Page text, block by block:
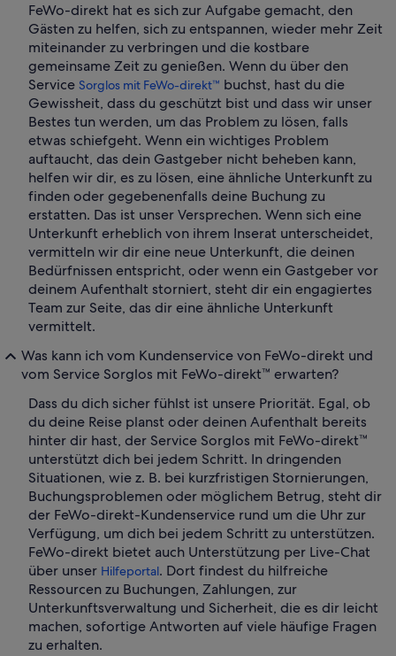
FeWo-direkt hat es sich zur Aufgabe gemacht, den
Gästen zu helfen, sich zu entspannen, wieder mehr Zeit
miteinander zu verbringen und die kostbare
gemeinsame Zeit zu genießen. Wenn du über den
Service Sorglos mit FeWo-direkt™ buchst, hast du die
Gewissheit, dass du geschützt bist und dass wir unser
Bestes tun werden, um das Problem zu lösen, falls
etwas schiefgeht. Wenn ein wichtiges Problem
auftaucht, das dein Gastgeber nicht beheben kann,
helfen wir dir, es zu lösen, eine ähnliche Unterkunft zu
finden oder gegebenenfalls deine Buchung zu
erstatten. Das ist unser Versprechen. Wenn sich eine
Unterkunft erheblich von ihrem Inserat unterscheidet,
vermitteln wir dir eine neue Unterkunft, die deinen
Bedürfnissen entspricht, oder wenn ein Gastgeber vor
deinem Aufenthalt storniert, steht dir ein engagiertes
Team zur Seite, das dir eine ähnliche Unterkunft
vermittelt.
Was kann ich vom Kundenservice von FeWo-direkt und
vom Service Sorglos mit FeWo-direkt™ erwarten?
Dass du dich sicher fühlst ist unsere Priorität. Egal, ob
du deine Reise planst oder deinen Aufenthalt bereits
hinter dir hast, der Service Sorglos mit FeWo-direkt™
unterstützt dich bei jedem Schritt. In dringenden
Situationen, wie z. B. bei kurzfristigen Stornierungen,
Buchungsproblemen oder möglichem Betrug, steht dir
der FeWo-direkt-Kundenservice rund um die Uhr zur
Verfügung, um dich bei jedem Schritt zu unterstützen.
FeWo-direkt bietet auch Unterstützung per Live-Chat
über unser Hilfeportal. Dort findest du hilfreiche
Ressourcen zu Buchungen, Zahlungen, zur
Unterkunftsverwaltung und Sicherheit, die es dir leicht
machen, sofortige Antworten auf viele häufige Fragen
zu erhalten.